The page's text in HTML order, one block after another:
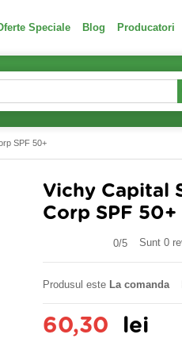
Speciale Blog Producatori
SPF 50+
Vichy Capital
Corp SPF 50+
0/5 Sunt 0
Produsul este La comanda
60,30 lei